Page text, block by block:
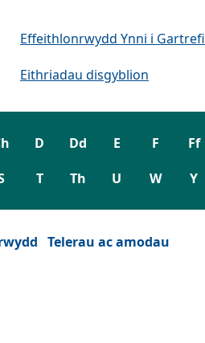
Effeithlonrwydd Ynni i Gartrefi
Eithriadau disgyblion
D Dd E F Ff
T Th U W Y
Telerau ac amodau